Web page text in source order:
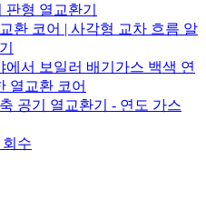
형 열교환기
환 코어 | 사각형 교차 흐름 알
서 보일러 배기가스 백색 연
열교환 코어
공기 열교환기 - 연도 가스
수